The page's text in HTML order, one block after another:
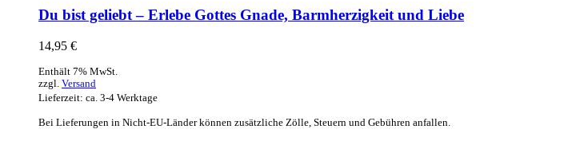
Du bist geliebt – Erlebe Gottes Gnade, Barmherzigkeit und Liebe
14,95 €
Enthält 7% MwSt.
zzgl. Versand
Lieferzeit: ca. 3-4 Werktage
Bei Lieferungen in Nicht-EU-Länder können zusätzliche Zölle, Steuern und Gebühren anfallen.